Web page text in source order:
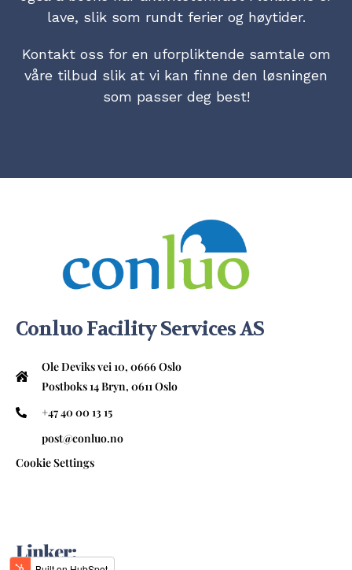
lave, slik som rundt ferier og høytider.
Kontakt oss for en uforpliktende samtale om
våre tilbud slik at vi kan finne den løsningen
som passer deg best!
Conluo Facility Services AS
Ole Deviks vei 10, 0666 Oslo
Postboks 14 Bryn, 0611 Oslo
+47 40 00 13 15
post@conluo.no
Cookie Settings
Linker: